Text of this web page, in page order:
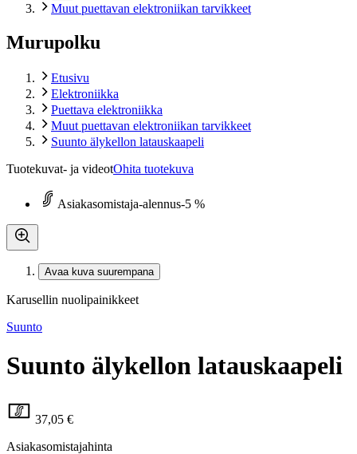
Muut puettavan elektroniikan tarvikkeet
Murupolku
Etusivu
Elektroniikka
Puettava elektroniikka
Muut puettavan elektroniikan tarvikkeet
Suunto älykellon latauskaapeli
Tuotekuvat- ja videotOhita tuotekuva
Asiakasomistaja-alennus-5 %
Avaa kuva suurempana
Karusellin nuolipainikkeet
Suunto
Suunto älykellon latauskaapeli
37,05 €
Asiakasomistajahinta